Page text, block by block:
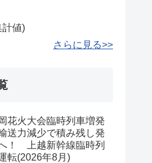
計値)
さらに見る>>
花火大会臨時列車増発
送力減少で積み残し発
！ 上越新幹線臨時列
転(2026年8月)